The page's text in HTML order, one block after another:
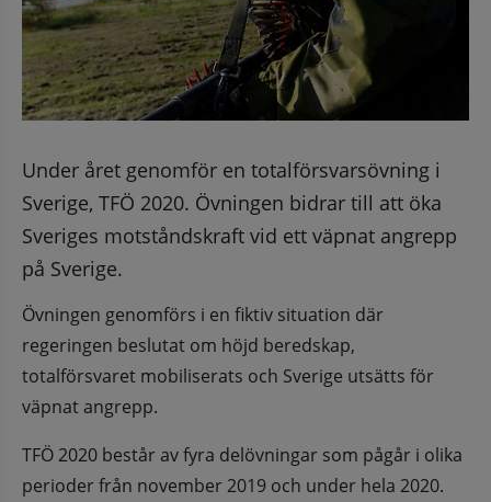
Under året genomför en totalförsvarsövning i
Sverige, TFÖ 2020. Övningen bidrar till att öka
Sveriges motståndskraft vid ett väpnat angrepp
på Sverige.
Övningen genomförs i en fiktiv situation där
regeringen beslutat om höjd beredskap,
totalförsvaret mobiliserats och Sverige utsätts för
väpnat angrepp.
TFÖ 2020 består av fyra delövningar som pågår i olika
perioder från november 2019 och under hela 2020.